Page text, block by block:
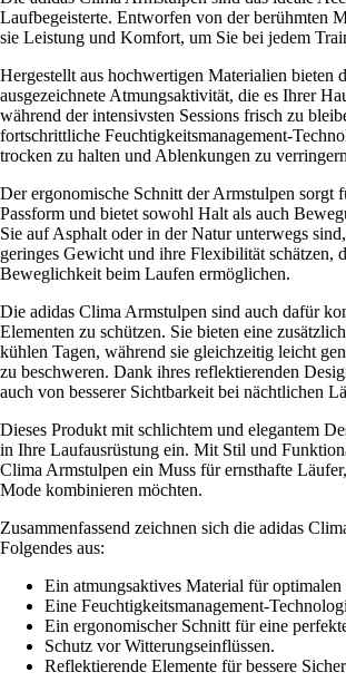
Laufbegeisterte. Entworfen von der berühmten
sie Leistung und Komfort, um Sie bei jedem
Hergestellt aus hochwertigen Materialien bieten
ausgezeichnete Atmungsaktivität, die es Ihrer
während der intensivsten Sessions frisch zu
fortschrittliche Feuchtigkeitsmanagement-
trocken zu halten und Ablenkungen zu
Der ergonomische Schnitt der Armstulpen sorgt
Passform und bietet sowohl Halt als auch
Sie auf Asphalt oder in der Natur unterwegs
geringes Gewicht und ihre Flexibilität schätzen,
Beweglichkeit beim Laufen ermöglichen.
Die adidas Clima Armstulpen sind auch dafür
Elementen zu schützen. Sie bieten eine
kühlen Tagen, während sie gleichzeitig leicht
zu beschweren. Dank ihres reflektierenden
auch von besserer Sichtbarkeit bei nächtlichen
Dieses Produkt mit schlichtem und elegantem
in Ihre Laufausrüstung ein. Mit Stil und
Clima Armstulpen ein Muss für ernsthafte
Mode kombinieren möchten.
Zusammenfassend zeichnen sich die adidas
Folgendes aus:
Ein atmungsaktives Material für
Eine Feuchtigkeitsmanagement-
Ein ergonomischer Schnitt für eine
Schutz vor Witterungseinflüssen.
Reflektierende Elemente für bessere